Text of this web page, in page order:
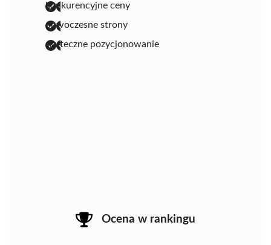
konkurencyjne ceny
nowoczesne strony
skuteczne pozycjonowanie
Ocena w rankingu